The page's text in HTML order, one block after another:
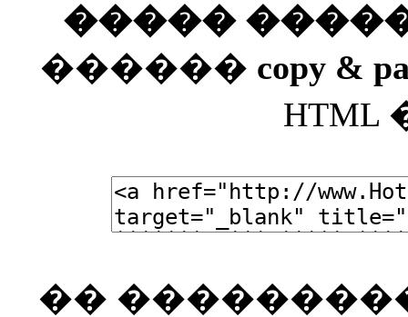
�����
������ copy &
��